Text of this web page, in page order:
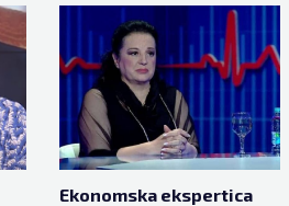
Ekonomska ekspertica